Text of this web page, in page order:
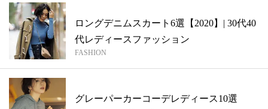
ロングデニムスカート6選【2020】| 30代40
代レディースファッション
FASHION
グレーパーカーコーデレディース10選